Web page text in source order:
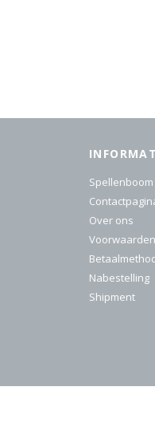
Spellenboom
Over ons
Voorwaarden
Nabestelling
Shipment